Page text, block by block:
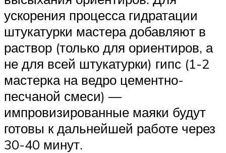
ускорения процесса гидратации
штукатурки мастера добавляют в
раствор (только для ориентиров, а
не для всей штукатурки) гипс (1-2
мастерка на ведро цементно-
песчаной смеси) —
импровизированные маяки будут
готовы к дальнейшей работе через
30-40 минут.